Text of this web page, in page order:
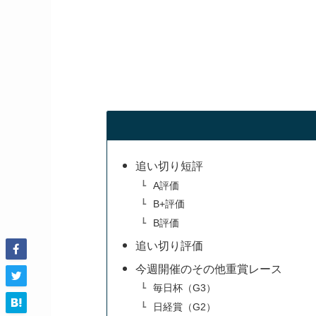
追い切り短評
A評価
B+評価
B評価
追い切り評価
今週開催のその他重賞レース
毎日杯（G3）
日経賞（G2）